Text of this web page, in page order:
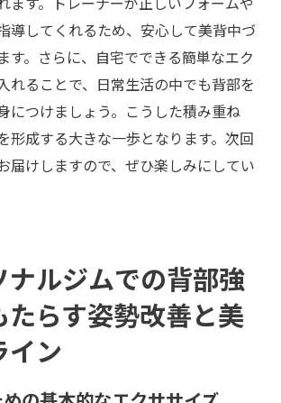
導してくれるため、安心して美背中づ
す。さらに、自宅でできる簡単なエク
れることで、日常生活の中でも背部を
につけましょう。こうした積み重ね
形成する大きな一歩となります。次回
届けしますので、ぜひ楽しみにしてい
ナルジムでの背部強
たらす姿勢改善と美
イン